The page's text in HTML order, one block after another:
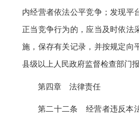
内经营者依法公平竞争； 发现平
正当竞争行为的，应当及时依法
施 ， 保存有关记录，并按规定向
县级以上人民政府监督检查部门
第四章 法律责任
第二十二条 经营者违反本